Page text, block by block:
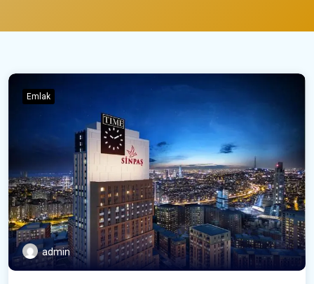
Emlak
admin